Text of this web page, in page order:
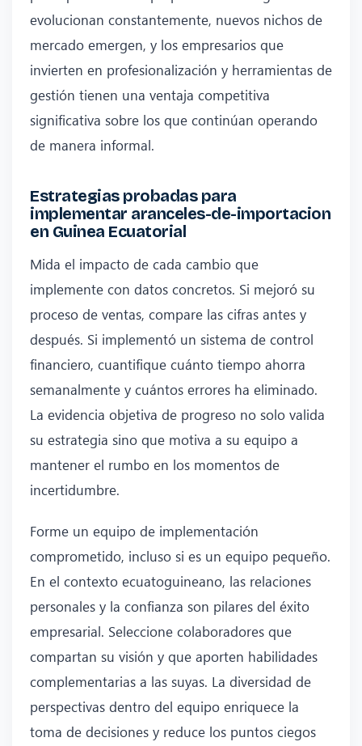
evolucionan constantemente, nuevos nichos de
mercado emergen, y los empresarios que
invierten en profesionalización y herramientas de
gestión tienen una ventaja competitiva
significativa sobre los que continúan operando
de manera informal.
Estrategias probadas para
implementar aranceles-de-importacion
en Guinea Ecuatorial
Mida el impacto de cada cambio que
implemente con datos concretos. Si mejoró su
proceso de ventas, compare las cifras antes y
después. Si implementó un sistema de control
financiero, cuantifique cuánto tiempo ahorra
semanalmente y cuántos errores ha eliminado.
La evidencia objetiva de progreso no solo valida
su estrategia sino que motiva a su equipo a
mantener el rumbo en los momentos de
incertidumbre.
Forme un equipo de implementación
comprometido, incluso si es un equipo pequeño.
En el contexto ecuatoguineano, las relaciones
personales y la confianza son pilares del éxito
empresarial. Seleccione colaboradores que
compartan su visión y que aporten habilidades
complementarias a las suyas. La diversidad de
perspectivas dentro del equipo enriquece la
toma de decisiones y reduce los puntos ciegos